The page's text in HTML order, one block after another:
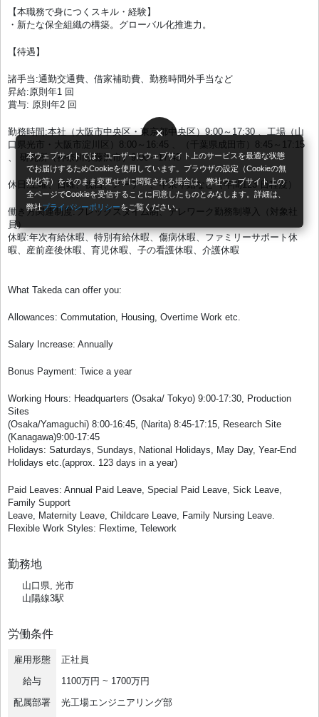
×
本ウェブサイトでは、ユーザーにウェブサイト上のサービスを最適な状態
でお届けするためCookieを使用しています。ブラウザの設定（Cookieの無
効化等）をそのまま変更せずに閲覧される場合は、弊社ウェブサイト上の
全ページでCookieを受信することに同意したものとみなします。詳細は、
弊社プライバシーポリシーをご覧ください。
【本職務で身につくスキル・経験】
・新たな保全組織の構築。グローバル化推進力。
【待遇】
諸手当:通勤交通費、借家補助費、勤務時間外手当など
昇給:原則年1 回
賞与: 原則年2 回
勤務時間:本社（大阪市中央区・東京都中央区）9:00～17:30 、工場（山
口県光市・大阪市淀川区）8:00～16:45 、（千葉県成田市）8:45～17:15
、 研究所（神奈川県藤沢市）9:00～17:45
休日:土曜、日曜、祝日、メーデー、年末年始など（年間123 日程度）
働き方関連制度:フレックスタイム制、テレワーク勤務制導入（対象社
員）
休暇:年次有給休暇、特別有給休暇、傷病休暇、ファミリーサポート休
暇、産前産後休暇、育児休暇、子の看護休暇、介護休暇
What Takeda can offer you:
Allowances: Commutation, Housing, Overtime Work etc.
Salary Increase: Annually
Bonus Payment: Twice a year
Working Hours: Headquarters (Osaka/ Tokyo) 9:00-17:30, Production
Sites
(Osaka/Yamaguchi) 8:00-16:45, (Narita) 8:45-17:15, Research Site
(Kanagawa)9:00-17:45
Holidays: Saturdays, Sundays, National Holidays, May Day, Year-End
Holidays etc.(approx. 123 days in a year)
Paid Leaves: Annual Paid Leave, Special Paid Leave, Sick Leave,
Family Support
Leave, Maternity Leave, Childcare Leave, Family Nursing Leave.
Flexible Work Styles: Flextime, Telework
勤務地
山口県, 光市
山陽線3駅
労働条件
雇用形態
正社員
給与
1100万円 ~ 1700万円
配属部署
光工場エンジニアリング部